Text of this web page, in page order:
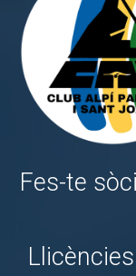
Fes-te
Llicències